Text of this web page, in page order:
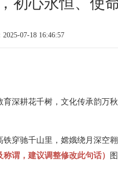
2025-07-18 16:46:57
深耕花千树，文化传承韵万
穿驰千山里，嫦娥绕月深空
谓，建议调整修改此句话）